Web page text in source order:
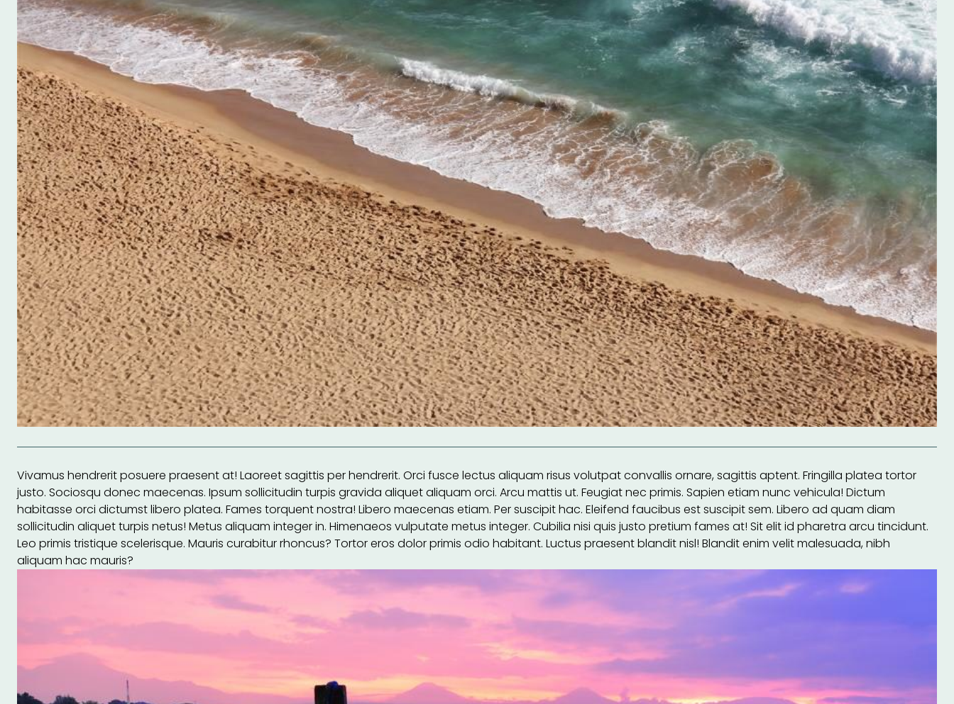
Vivamus hendrerit posuere praesent at! Laoreet sagittis per hendrerit. Orci fusce lectus aliquam risus volutpat convallis ornare, sagittis aptent. Fringilla platea tortor
justo. Sociosqu donec maecenas. Ipsum sollicitudin turpis gravida aliquet aliquam orci. Arcu mattis ut. Feugiat nec primis. Sapien etiam nunc vehicula! Dictum
habitasse orci dictumst libero platea. Fames torquent nostra! Libero maecenas etiam. Per suscipit hac. Eleifend faucibus est suscipit sem. Libero ad quam diam
sollicitudin aliquet turpis netus! Metus aliquam integer in. Himenaeos vulputate metus integer. Cubilia nisi quis justo pretium fames at! Sit elit id pharetra arcu tincidunt.
Leo primis tristique scelerisque. Mauris curabitur rhoncus? Tortor eros dolor primis odio habitant. Luctus praesent blandit nisl! Blandit enim velit malesuada, nibh
aliquam hac mauris?